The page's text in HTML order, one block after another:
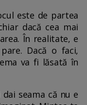
este de partea
dacă cea mai
În realitate, e
Dacă o faci,
va fi lăsată în
seama că nu e